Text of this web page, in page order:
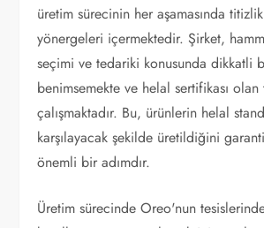
üretim sürecinin her aşamasında
yönergeleri içermektedir. Şirket,
seçimi ve tedariki konusunda dikkatli
benimsemekte ve helal sertifikası
çalışmaktadır. Bu, ürünlerin helal
karşılayacak şekilde üretildiğini
önemli bir adımdır.
Üretim sürecinde Oreo'nun